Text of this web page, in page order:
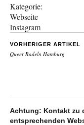
Kategorie:
Webseite
Instagram
VORHERIGER ARTIKEL
Queer Radeln Hamburg
Achtung: Kontakt zu
entsprechenden